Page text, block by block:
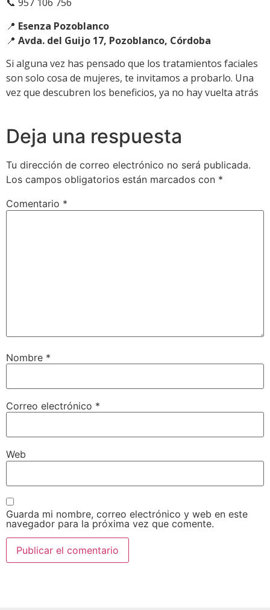
📍 Esenza Pozoblanco
📍 Avda. del Guijo 17, Pozoblanco, Córdoba
Si alguna vez has pensado que los tratamientos faciales
son solo cosa de mujeres, te invitamos a probarlo. Una
vez que descubren los beneficios, ya no hay vuelta atrás
Deja una respuesta
Tu dirección de correo electrónico no será publicada.
Los campos obligatorios están marcados con *
Comentario *
Nombre *
Correo electrónico *
Web
Guarda mi nombre, correo electrónico y web en este
navegador para la próxima vez que comente.